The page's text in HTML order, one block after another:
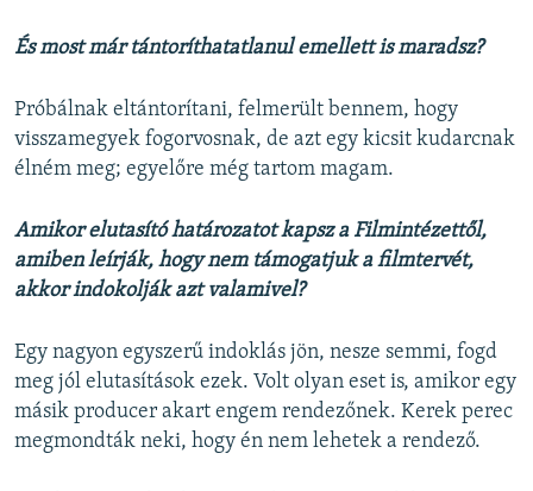
És most már tántoríthatatlanul emellett is maradsz?
Próbálnak eltántorítani, felmerült bennem, hogy
visszamegyek fogorvosnak, de azt egy kicsit kudarcnak
élném meg; egyelőre még tartom magam.
Amikor elutasító határozatot kapsz a Filmintézettől,
amiben leírják, hogy nem támogatjuk a filmtervét,
akkor indokolják azt valamivel?
Egy nagyon egyszerű indoklás jön, nesze semmi, fogd
meg jól elutasítások ezek. Volt olyan eset is, amikor egy
másik producer akart engem rendezőnek. Kerek perec
megmondták neki, hogy én nem lehetek a rendező.